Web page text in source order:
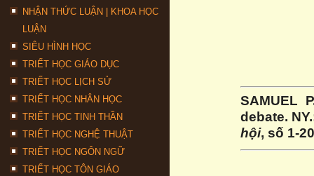
NHẬN THỨC LUẬN | KHOA HỌC
LUẬN
SIÊU HÌNH HỌC
TRIẾT HỌC GIÁO DỤC
TRIẾT HỌC LỊCH SỬ
TRIẾT HỌC NHÂN HỌC
TRIẾT HỌC TINH THẦN
TRIẾT HỌC NGHỆ THUẬT
TRIẾT HỌC NGÔN NGỮ
TRIẾT HỌC TÔN GIÁO
SAMUEL
debate.
hội, số 1-